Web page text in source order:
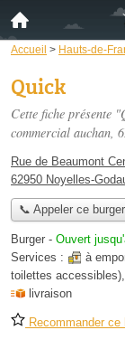
Accueil > Hauts-de-
Quick
Cette fiche présente
commercial auchan,
Rue de Beaumont
62950 Noyelles-
📞 Appeler ce burger
Burger - Ouvert
Services :
à
toilettes accessibles),
livraison
Recommander ce